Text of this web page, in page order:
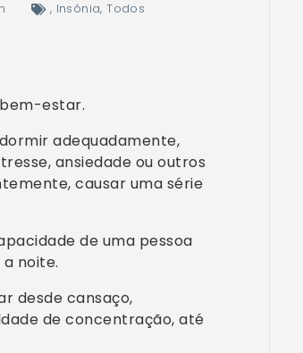
, Insônia,Todos
estar.
adequadamente,
ansiedade ou outros
causar uma série
de uma pessoa
noite.
desde cansaço,
de concentração, até